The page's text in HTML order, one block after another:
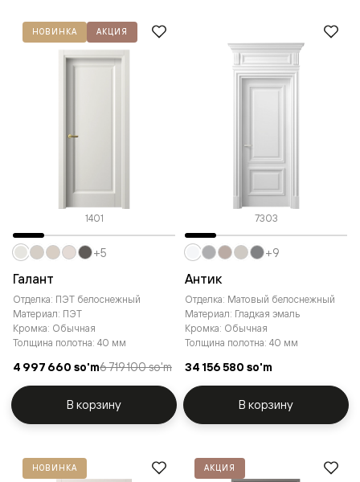
НОВИНКА АКЦИЯ
1401
Галант
Отделка: ПЭТ белоснежный
Материал: ПЭТ
Кромка: Обычная
Толщина полотна: 40 мм
4 997 660 so'm6 719 100 so'm
+5
В корзину
7303
Антик
Отделка: Матовый белоснежный
Материал: Гладкая эмаль
Кромка: Обычная
Толщина полотна: 40 мм
34 156 580 so'm
+9
В корзину
НОВИНКА АКЦИЯ